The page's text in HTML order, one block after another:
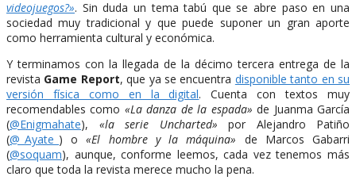
videojuegos?». Sin duda un tema tabú que se abre paso en una
sociedad muy tradicional y que puede suponer un gran aporte
como herramienta cultural y económica.
Y terminamos con la llegada de la décimo tercera entrega de la
revista Game Report, que ya se encuentra disponible tanto en su
versión física como en la digital. Cuenta con textos muy
recomendables como «La danza de la espada» de Juanma García
(@Enigmahate), «la serie Uncharted» por Alejandro Patiño
(@_Ayate_ ) o«El hombre y la máquina» de Marcos Gabarri
(@soquam), aunque, conforme leemos, cada vez tenemos más
claro que toda la revista merece mucho la pena.